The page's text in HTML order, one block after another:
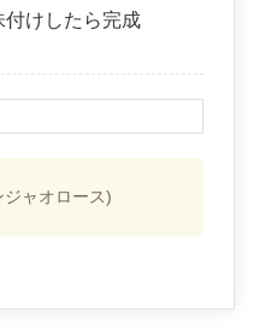
付けしたら完成
ャオロース)